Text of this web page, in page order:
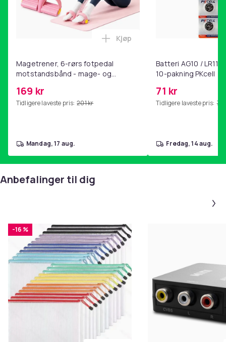
Magetrener, 6-rørs fotpedal
motstandsbånd - mage- og
hjemmegymnastikk Pink
169 kr
Tidligere laveste pris: 201 kr
Legg Magetrener, 6-rørs
Kjøp
mandag, 17 aug.
Batteri AG10 /
10-pakning PKcell
71 kr
Tidligere laveste pris: 76
fredag, 14 aug.
Anbefalinger til dig
-16 %